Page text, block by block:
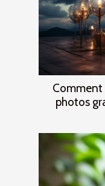
Comment
photos